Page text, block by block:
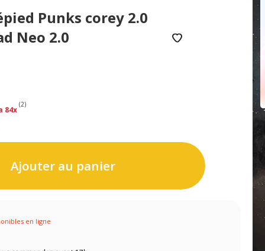
Punks corey 2.0
Neo 2.0
84x
(2)
Ajouter au panier
en ligne